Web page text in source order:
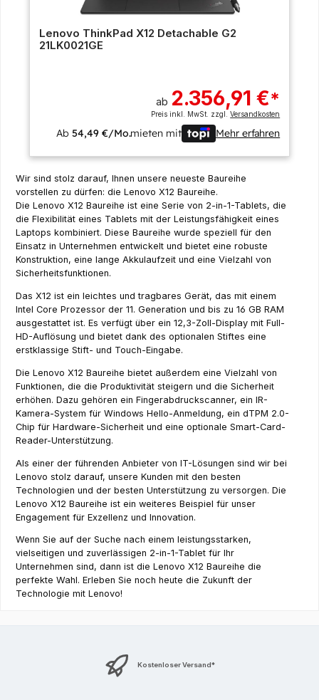
Lenovo ThinkPad X12 Detachable G2
21LK0021GE
ab 2.356,91 €*
Preis inkl. MwSt. zzgl.Versandkosten
Ab54,49 €/Mo.mieten mit Mehr erfahren
Wir sind stolz darauf, Ihnen unsere neueste Baureihe
vorstellen zu dürfen: die Lenovo X12 Baureihe.
Die Lenovo X12 Baureihe ist eine Serie von 2-in-1-Tablets, die
die Flexibilität eines Tablets mit der Leistungsfähigkeit eines
Laptops kombiniert. Diese Baureihe wurde speziell für den
Einsatz in Unternehmen entwickelt und bietet eine robuste
Konstruktion, eine lange Akkulaufzeit und eine Vielzahl von
Sicherheitsfunktionen.
Das X12 ist ein leichtes und tragbares Gerät, das mit einem
Intel Core Prozessor der 11. Generation und bis zu 16 GB RAM
ausgestattet ist. Es verfügt über ein 12,3-Zoll-Display mit Full-
HD-Auflösung und bietet dank des optionalen Stiftes eine
erstklassige Stift- und Touch-Eingabe.
Die Lenovo X12 Baureihe bietet außerdem eine Vielzahl von
Funktionen, die die Produktivität steigern und die Sicherheit
erhöhen. Dazu gehören ein Fingerabdruckscanner, ein IR-
Kamera-System für Windows Hello-Anmeldung, ein dTPM 2.0-
Chip für Hardware-Sicherheit und eine optionale Smart-Card-
Reader-Unterstützung.
Als einer der führenden Anbieter von IT-Lösungen sind wir bei
Lenovo stolz darauf, unsere Kunden mit den besten
Technologien und der besten Unterstützung zu versorgen. Die
Lenovo X12 Baureihe ist ein weiteres Beispiel für unser
Engagement für Exzellenz und Innovation.
Wenn Sie auf der Suche nach einem leistungsstarken,
vielseitigen und zuverlässigen 2-in-1-Tablet für Ihr
Unternehmen sind, dann ist die Lenovo X12 Baureihe die
perfekte Wahl. Erleben Sie noch heute die Zukunft der
Technologie mit Lenovo!
Kostenloser Versand*